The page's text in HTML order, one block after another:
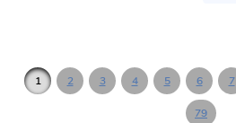
1 2 3 4 5 6 7
79